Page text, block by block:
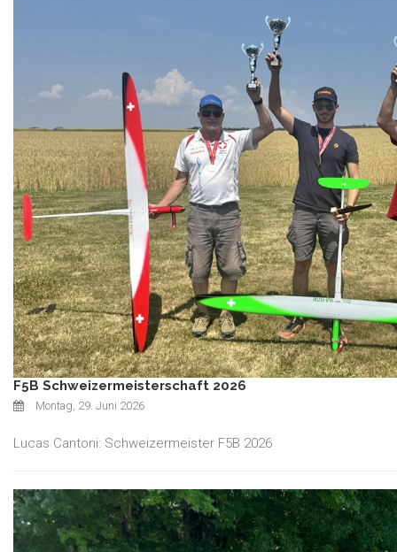
F5B Schweizermeisterschaft 2026
Montag, 29. Juni 2026
Lucas Cantoni: Schweizermeister F5B 2026